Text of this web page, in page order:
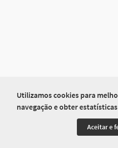
Utilizamos cookies para
navegação e obter
Aceitar e